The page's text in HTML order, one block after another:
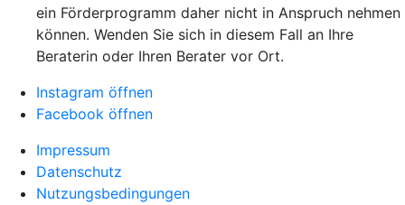
ein Förderprogramm daher nicht in Anspruch nehmen
können. Wenden Sie sich in diesem Fall an Ihre
Beraterin oder Ihren Berater vor Ort.
Instagram öffnen
Facebook öffnen
Impressum
Datenschutz
Nutzungsbedingungen